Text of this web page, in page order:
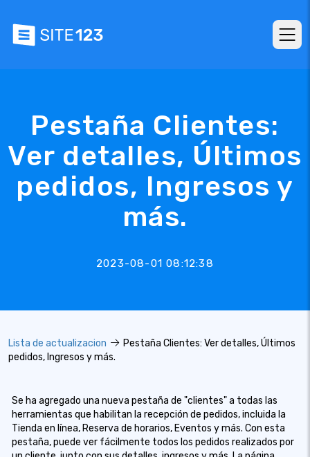
Pestaña Clientes:
Ver detalles, Últimos
pedidos, Ingresos y
más.
2023-08-01 08:12:38
Lista de actualizacion
Pestaña Clientes: Ver detalles, Últimos
pedidos, Ingresos y más.
Se ha agregado una nueva pestaña de "clientes" a todas las
herramientas que habilitan la recepción de pedidos, incluida la
Tienda en línea, Reserva de horarios, Eventos y más. Con esta
pestaña, puede ver fácilmente todos los pedidos realizados por